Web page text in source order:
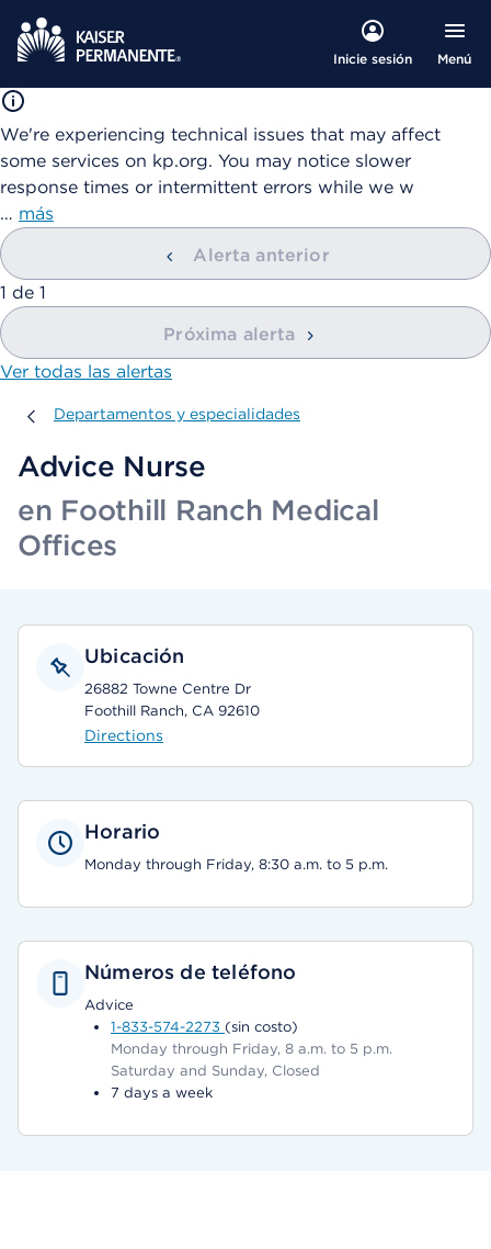
Inicie sesión Menú
We're experiencing technical issues that may affect
some services on kp.org. You may notice slower
response times or intermittent errors while we w
… más
Alerta anterior
mostrando
1 de 1
Próxima alerta
Ver todas las alertas
Departamentos y especialidades
Departamentos y especialidades
Advice Nurse
en Foothill Ranch Medical
Offices
Ubicación
26882 Towne Centre Dr
Foothill Ranch, CA 92610
Directions
Horario
Monday through Friday, 8:30 a.m. to 5 p.m.
Números de teléfono
Advice
1-833-574-2273 (sin costo)
Monday through Friday, 8 a.m. to 5 p.m.
Saturday and Sunday, Closed
7 days a week